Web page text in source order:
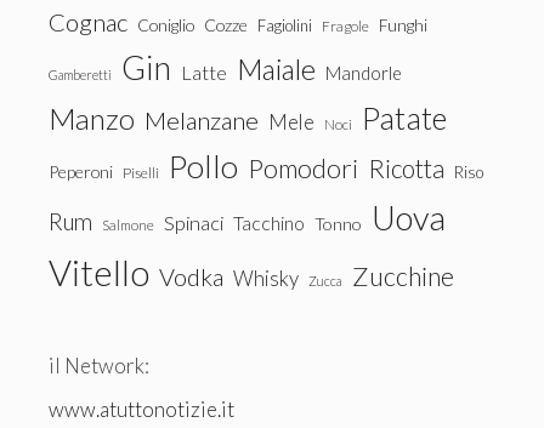
Cognac Coniglio Cozze Fagiolini Fragole Funghi
Gamberetti Gin Latte Maiale Mandorle
Manzo Melanzane Mele Noci Patate
Peperoni Piselli Pollo Pomodori Ricotta Riso
Rum Salmone Spinaci Tacchino Tonno Uova
Vitello Vodka Whisky Zucca Zucchine
il Network:
www.atuttonotizie.it